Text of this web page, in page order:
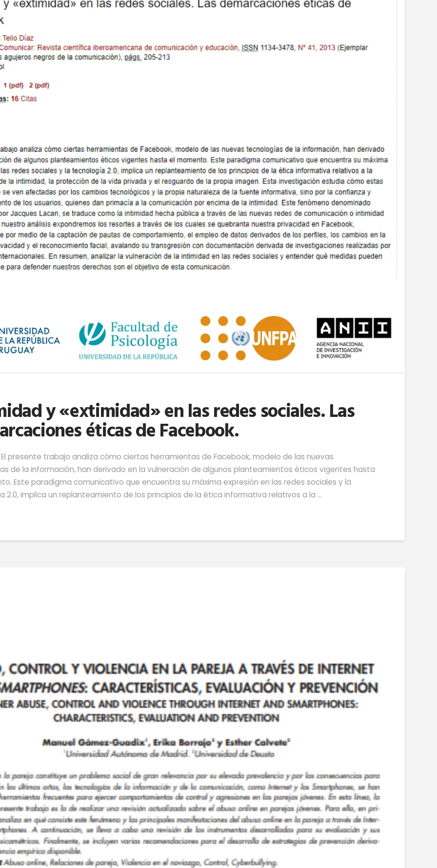
y «extimidad» en las redes sociales. Las
éticas de Facebook.
presente trabajo analiza cómo ciertas herramientas de Facebook, modelo de las nuevas
de la información, han derivado en la vulneración de algunos planteamientos éticos vigentes hasta
Este paradigma comunicativo que encuentra su máxima expresión en las redes sociales y la
2.0, implica un replanteamiento de los principios de la ética informativa relativos a la …